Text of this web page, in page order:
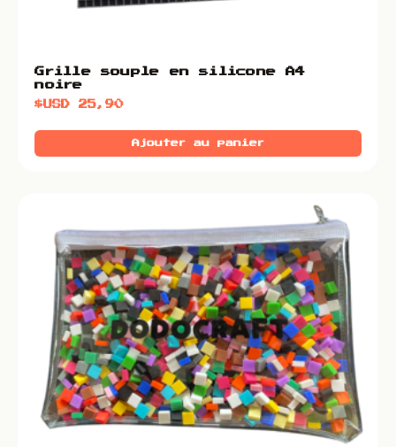
Grille souple en silicone A4
noire
$USD25,90
Ajouter au panier